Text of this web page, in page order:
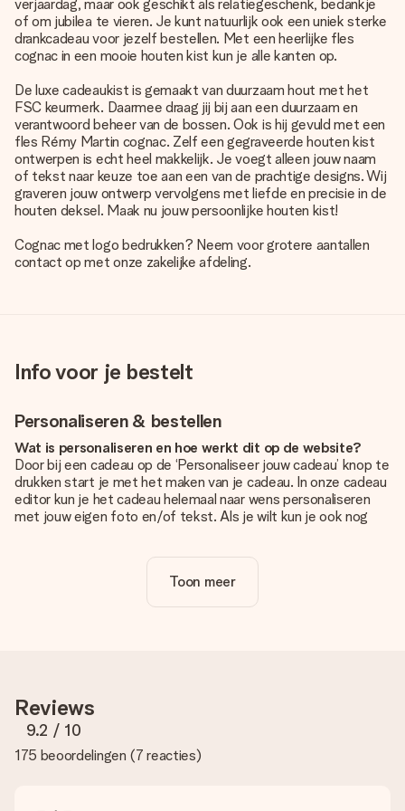
verjaardag, maar ook geschikt als relatiegeschenk, bedankje
of om jubilea te vieren. Je kunt natuurlijk ook een uniek sterke
drankcadeau voor jezelf bestellen. Met een heerlijke fles
cognac in een mooie houten kist kun je alle kanten op.
De luxe cadeaukist is gemaakt van duurzaam hout met het
FSC keurmerk. Daarmee draag jij bij aan een duurzaam en
verantwoord beheer van de bossen. Ook is hij gevuld met een
fles Rémy Martin cognac. Zelf een gegraveerde houten kist
ontwerpen is echt heel makkelijk. Je voegt alleen jouw naam
of tekst naar keuze toe aan een van de prachtige designs. Wij
graveren jouw ontwerp vervolgens met liefde en precisie in de
houten deksel. Maak nu jouw persoonlijke houten kist!
Cognac met logo bedrukken? Neem voor grotere aantallen
contact op met onze zakelijke afdeling.
Info voor je bestelt
Personaliseren & bestellen
Wat is personaliseren en hoe werkt dit op de website?
Door bij een cadeau op de ‘Personaliseer jouw cadeau’ knop te
drukken start je met het maken van je cadeau. In onze cadeau
editor kun je het cadeau helemaal naar wens personaliseren
met jouw eigen foto en/of tekst. Als je wilt kun je ook nog
Is personalisatie in de prijs inbegrepen?
De prijs die op de website wordt getoond is inclusief de
te gebruiken. Als je niet zeker bent over de kwaliteit van je
foto, neem dan contact op met onze klantenservice en stuur
je foto mee met het cadeau dat je wilt bestellen. Zij kunnen
de kwaliteit dan voor je controleren!
Toon meer
Reviews
9.2 / 10
175 beoordelingen (7 reacties)